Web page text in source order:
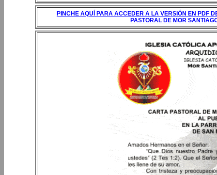
PINCHE AQUÍ PARA ACCEDER A LA VERSIÓN EN PDF
PASTORAL DE MOR